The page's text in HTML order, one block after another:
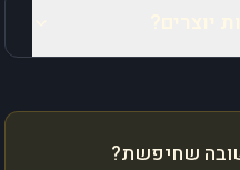
שחיפשת?